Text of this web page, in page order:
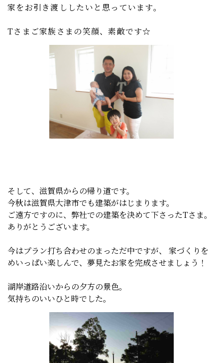
家をお引き渡ししたいと思っています。
Tさまご家族さまの笑顔、素敵です☆
そして、滋賀県からの帰り道です。
今秋は滋賀県大津市でも建築がはじまります。
ご遠方ですのに、弊社での建築を決めて下さったTさま。
ありがとうございます。
今はプラン打ち合わせのまっただ中ですが、 家づくりを
めいっぱい楽しんで、夢見たお家を完成させましょう！
湖岸道路沿いからの夕方の景色。
気持ちのいいひと時でした。